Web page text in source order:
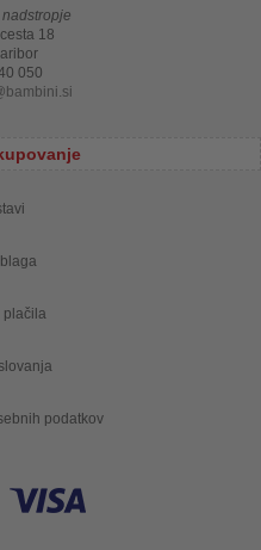
nadstropje
18
050
bambini.si
plačila
podatkov